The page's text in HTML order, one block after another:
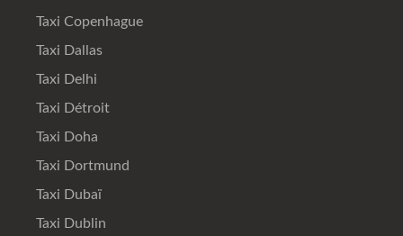
Taxi Copenhague
Taxi Dallas
Taxi Delhi
Taxi Détroit
Taxi Doha
Taxi Dortmund
Taxi Dubaï
Taxi Dublin